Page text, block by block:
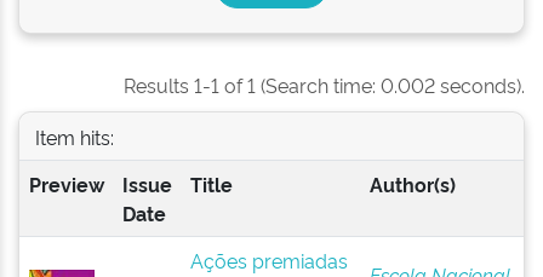
Results 1-1 of 1 (Search time: 0.002 seconds).
Item hits:
Preview
Issue
Date
Title Author(s)
Ações premiadas